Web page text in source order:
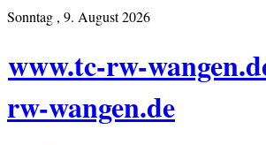
Sonntag , 9. August 2026
www.tc-rw-
rw-wangen.de